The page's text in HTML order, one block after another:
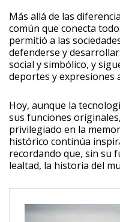
Más allá de las
común que conecta
permitió a las
defenderse y
social y simbólico, y
deportes y expresiones
Hoy, aunque la
sus funciones
privilegiado en la
histórico continúa
recordando que, sin su
lealtad, la historia del